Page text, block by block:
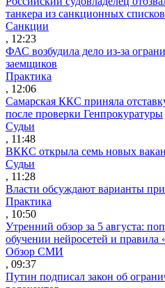
танкера из санкционных списков
Санкции
, 12:23
ФАС возбудила дело из-за
заемщиков
Практика
, 12:06
Самарская ККС приняла
после проверки Генпрокуратуры
Судьи
, 11:48
ВККС открыла семь новых
Судьи
, 11:28
Власти обсуждают варианты
Практика
, 10:50
Утренний обзор за 5 августа:
обучении нейросетей и
Обзор СМИ
, 09:37
Путин подписал закон об